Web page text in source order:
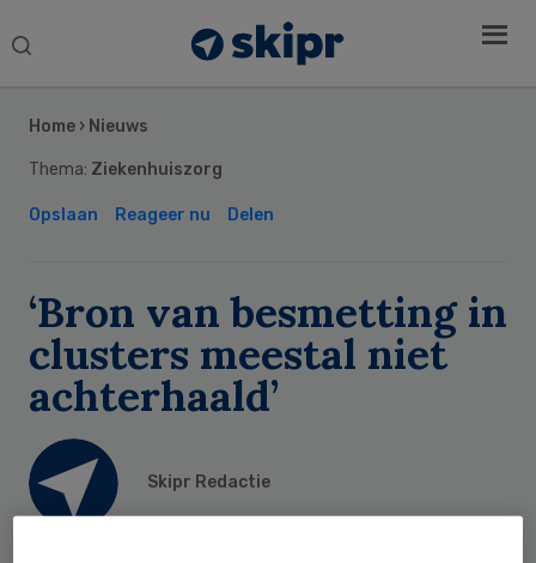
Search
Home › Nieuws
Thema: Ziekenhuiszorg
Opslaan Reageer nu Delen
‘Bron van besmetting in
clusters meestal niet
achterhaald’
Skipr Redactie
Sidebar